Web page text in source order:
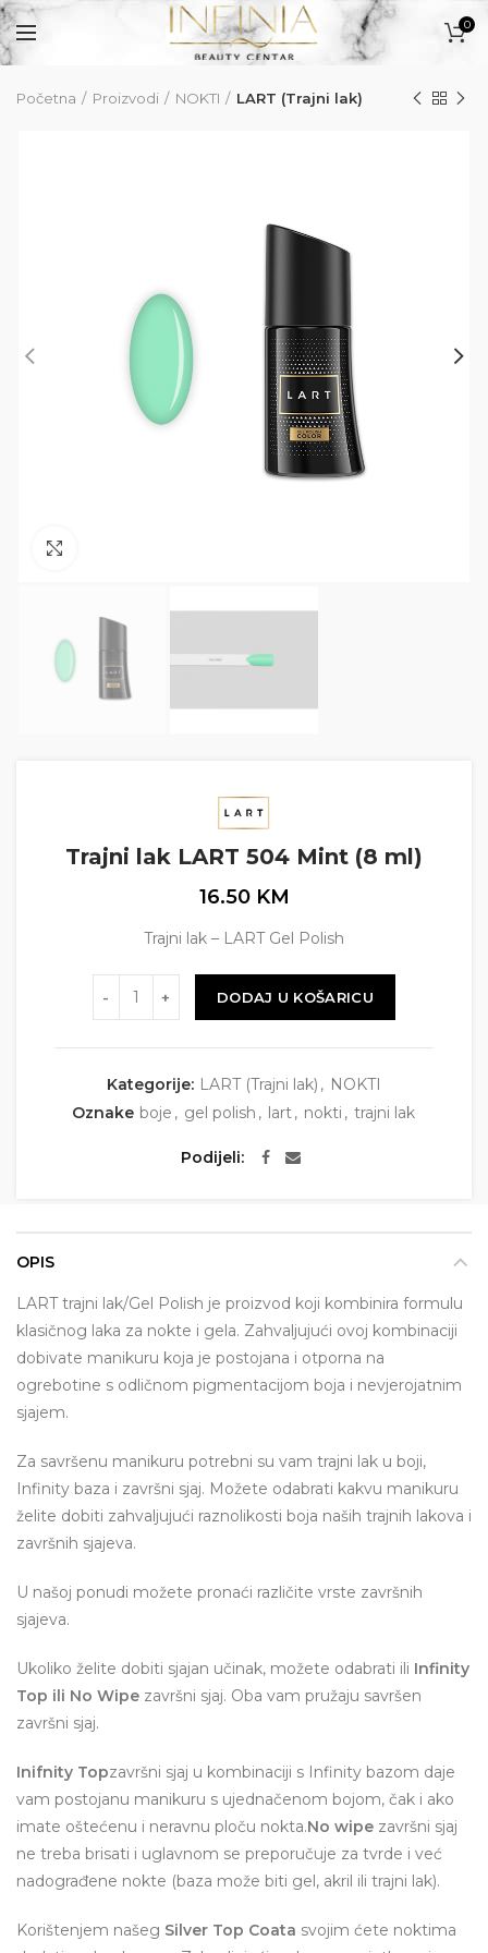
0
Početna Proizvodi NOKTI LART (Trajni lak)
Trajni lak LART 504 Mint (8 ml)
16.50 KM
Trajni lak – LART Gel Polish
DODAJ U KOŠARICU
Kategorije: LART (Trajni lak) , NOKTI
Oznake boje , gel polish , lart, nokti , trajni lak
Podijeli
OPIS
LART trajni lak/Gel Polish je proizvod koji kombinira formulu
klasičnog laka za nokte i gela. Zahvaljujući ovoj kombinaciji
dobivate manikuru koja je postojana i otporna na
ogrebotine s odličnom pigmentacijom boja i nevjerojatnim
sjajem.
Za savršenu manikuru potrebni su vam trajni lak u boji,
Infinity baza i završni sjaj. Možete odabrati kakvu manikuru
želite dobiti zahvaljujući raznolikosti boja naših trajnih lakova i
završnih sjajeva.
U našoj ponudi možete pronaći različite vrste završnih
sjajeva.
Ukoliko želite dobiti sjajan učinak, možete odabrati ili Infinity
Top ili No Wipe završni sjaj. Oba vam pružaju savršen
završni sjaj.
Inifnity Topzavršni sjaj u kombinaciji s Infinity bazom daje
vam postojanu manikuru s ujednačenom bojom, čak i ako
imate oštećenu i neravnu ploču nokta.No wipe završni sjaj
ne treba brisati i uglavnom se preporučuje za tvrde i već
nadograđene nokte (baza može biti gel, akril ili trajni lak).
Korištenjem našeg Silver Top Coata svojim ćete noktima
PROIZVODI